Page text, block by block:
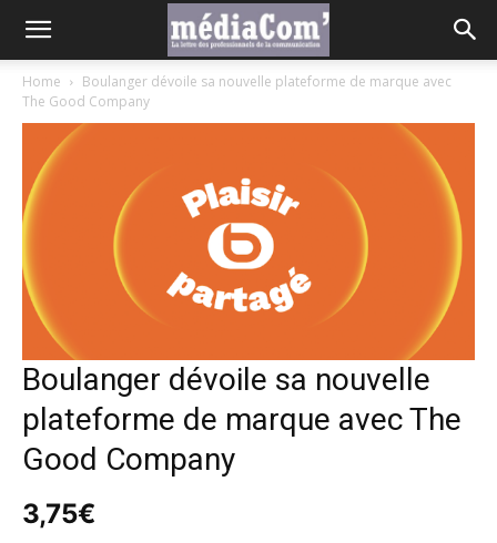
Home
Boulanger dévoile sa nouvelle plateforme de marque avec
The Good Company
Boulanger dévoile sa nouvelle
plateforme de marque avec The
Good Company
3,75€